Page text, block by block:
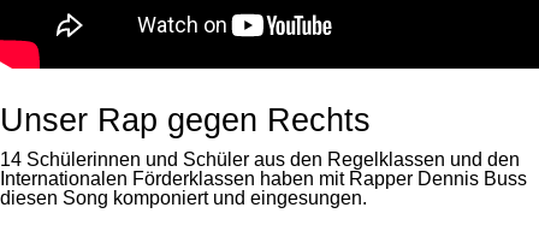
Unser Rap gegen Rechts
14 Schülerinnen und Schüler aus den Regelklassen und den
Internationalen Förderklassen haben mit Rapper Dennis Buss
diesen Song komponiert und eingesungen.